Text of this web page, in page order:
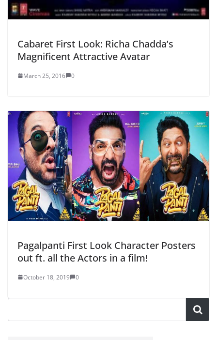
Cabaret First Look: Richa Chadda’s
Magnificent Attractive Avatar
March 25, 2016 0
Pagalpanti First Look Character Posters
out ft. all the Actors in a film!
October 18, 2019 0